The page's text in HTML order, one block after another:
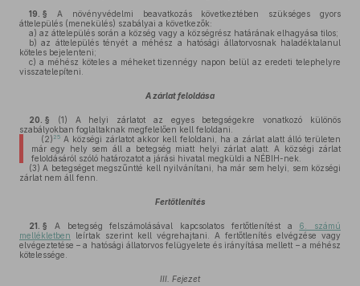
19. § A növényvédelmi beavatkozás következtében szükséges gyors
áttelepülés (menekülés) szabályai a következők:
a) az áttelepülés során a község vagy a községrész határának elhagyása tilos;
b) az áttelepülés tényét a méhész a hatósági állatorvosnak haladéktalanul
köteles bejelenteni;
c) a méhész köteles a méheket tizennégy napon belül az eredeti telephelyre
visszatelepíteni.
A zárlat feloldása
20. § (1) A helyi zárlatot az egyes betegségekre vonatkozó különös
szabályokban foglaltaknak megfelelően kell feloldani.
(2) 25A községi zárlatot akkor kell feloldani, ha a zárlat alatt álló területen
már egy hely sem áll a betegség miatt helyi zárlat alatt. A községi zárlat
feloldásáról szóló határozatot a járási hivatal megküldi a NÉBIH-nek.
(3) A betegséget megszűntté kell nyilvánítani, ha már sem helyi, sem községi
zárlat nem áll fenn.
Fertőtlenítés
21. § A betegség felszámolásával kapcsolatos fertőtlenítést a 6. számú
mellékletben leírtak szerint kell végrehajtani. A fertőtlenítés elvégzése vagy
elvégeztetése – a hatósági állatorvos felügyelete és irányítása mellett – a méhész
kötelessége.
III. Fejezet